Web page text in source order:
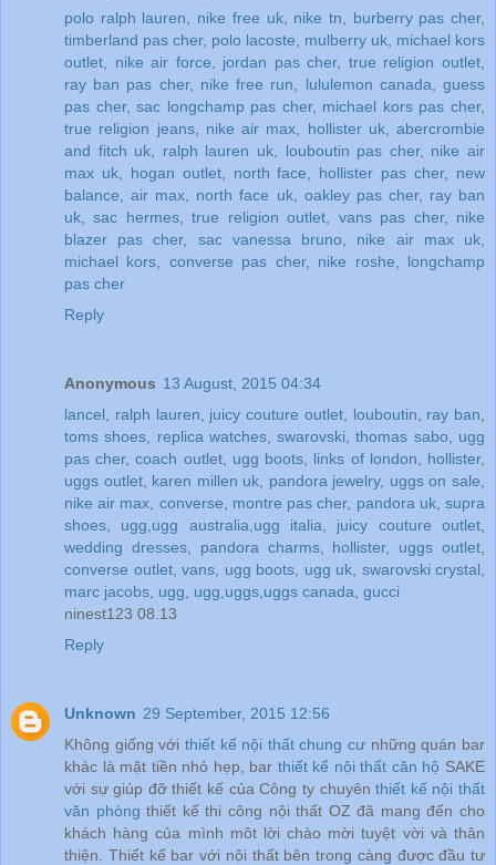
polo ralph lauren
nike free uk, nike tn burberry pas cher,
timberland pas cher, polo lacoste mulberry uk michael kors
outlet
nike air force jordan pas cher, true religion outlet
ray ban pas cher, nike free run lululemon canada ,guess
pas cher,sac longchamp pas cher, michael kors pas cher,
true religion jeans, nike air max hollister uk, abercrombie
and fitch uk
ralph lauren uk louboutin pas cher, nike air
max uk, hogan outlet, north face hollister pas cher, new
balance ,air max north face uk, oakley pas cher, ray ban
uk ,sac hermes,true religion outlet vans pas cher, nike
blazer pas cher, sac vanessa bruno nike air max uk
michael kors
converse pas cher, nike roshe
longchamp
pas cher
Reply
Anonymous 13 August, 2015 04:34
lancel
ralph lauren juicy couture outlet, louboutin ray ban
toms shoes
replica watches,swarovski ,thomas sabo
ugg
pas cher,coach outlet, ugg boots links of london hollister,
uggs outlet, karen millen uk pandora jewelry, uggs on sale
nike air max converse montre pas cher, pandora uk,supra
shoes
ugg,ugg australia,ugg italia juicy couture outlet
wedding dresses, pandora charms, hollister, uggs outlet
converse outlet, vans ugg boots ugg uk swarovski crystal
marc jacobs ugg ugg,uggs,uggs canada gucci
ninest123 08.13
Reply
Unknown 29 September, 2015 12:56
Không giống với thiết kế nội thất chung cư những quán bar
khác là mặt tiền nhỏ hẹp, bar thiết kế nội thất căn hộ SAKE
với sự giúp đỡ thiết kế của Công ty chuyênthiết kế nội thất
văn phòng thiết kế thi công nội thất OZ đã mang đến cho
khách hàng của mình môt lời chào mời tuyệt vời và thân
thiện. Thiết kế bar với nội thất bên trong càng được đầu tư